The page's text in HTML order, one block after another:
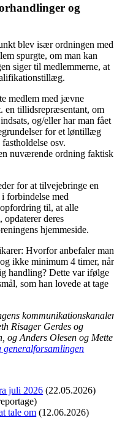
og
blev især ordningen med
spurgte, om man kan
siger til medlemmerne, at
medlem med jævne
en tillidsrepræsentant, om
og/eller har man fået
for et løntillæg
osv.
nuværende ordning faktisk
for at tilvejebringe en
forbindelse med
til, at alle
opdaterer deres
hjemmeside.
Hvorfor anbefaler man
ikke minimum 4 timer, når
handling? Dette var ifølge
som han lovede at tage
Risager Gerdes og
og Anders Olesen og Mette
generalforsamlingen
juli 2026 (22.05.2026)
tale om (12.06.2026)